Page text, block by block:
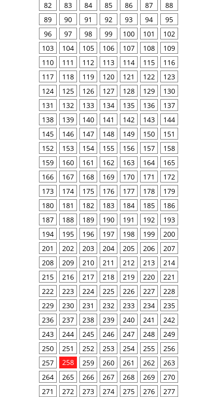
82
83 84 85 86 87
88
89
90 91 92 93 94
95
96
97 98 99 100 101
102
103
104 105 106 107 108
109
110
111 112 113 114 115
116
117
118 119 120 121 122
123
124
125 126 127 128 129
130
131
132 133 134 135 136
137
138
139 140 141 142 143
144
145
146 147 148 149 150
151
152
153 154 155 156 157
158
159
160 161 162 163 164
165
166
167 168 169 170 171
172
173
174 175 176 177 178
179
180
181 182 183 184 185
186
187
188 189 190 191 192
193
194
195 196 197 198 199
200
201
202 203 204 205 206
207
208
209 210 211 212 213
214
215
216 217 218 219 220
221
222
223 224 225 226 227
228
229
230 231 232 233 234
235
236
237 238 239 240 241
242
243
244 245 246 247 248
249
250
251 252 253 254 255
256
257
258 259 260 261 262
263
264
265 266 267 268 269
270
271
272 273 274 275 276
277